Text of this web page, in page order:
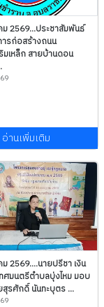
2569...ประชาสัมพันธ์
ารก่อสร้างถนน
มเหล็ก สายบ้านดอน
อ่านเพิ่มเติม
2569....นายปรีชา เงิน
ศมนตรีตำบลบุ่งไหม มอบ
สุรศักดิ์ นันทะบุตร ...